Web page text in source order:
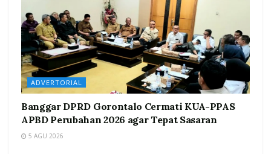
ADVERTORIAL
Banggar DPRD Gorontalo Cermati KUA-PPAS
APBD Perubahan 2026 agar Tepat Sasaran
5 AGU 2026